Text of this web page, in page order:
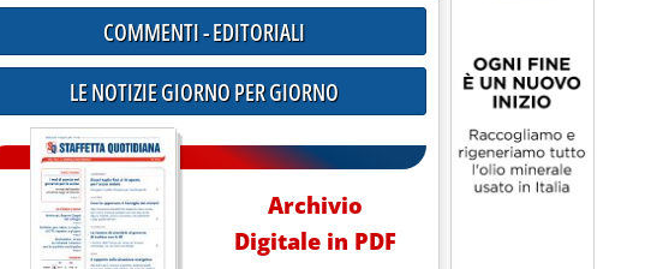
COMMENTI - EDITORIALI
LE NOTIZIE GIORNO PER GIORNO
Archivio
Digitale in PDF